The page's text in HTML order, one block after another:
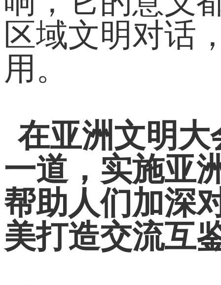
区域文明对话
用。
在亚洲文明
一道，实施亚
帮助人们加深
美打造交流互